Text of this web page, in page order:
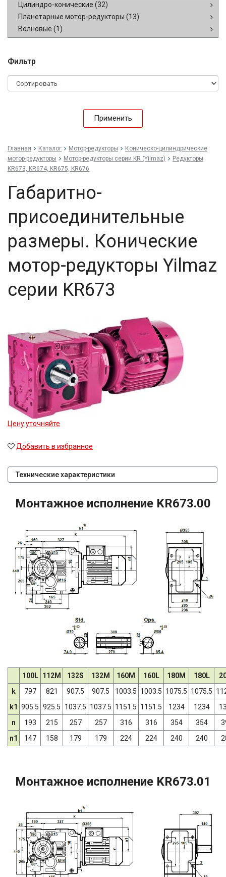
Цилиндро-конические (32)
Планетарные мотор-редукторы (13)
Волновые (1)
Фильтр
Применить
Главная Каталог Мотор-редукторы
Коническо-цилиндрические
мотор-редукторы
Мотор-редукторы серии KR (Yilmaz)
Редукторы
KR673, KR674, KR675, KR676
Габаритно-
присоединительные
размеры. Конические
мотор-редукторы Yilmaz
серии KR673
Цену уточняйте
Добавить в избранное
Технические характеристики
Монтажное исполнение KR673.00
100L 112M 132S 132M 160M 160L 180M 180L
k
797 821 907.5 907.5 1003.5 1003.5 1075.5 1075.5
k1
905.5 925.5 1037.5 1037.5 1151.5 1151.5 1234 1234
n
193 215 257 257 316 316 354 354
n1
147 158 179 179 224 224 240 240
Монтажное исполнение KR673.01